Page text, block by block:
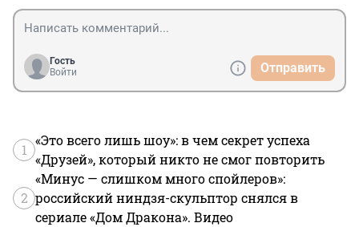
Гость
Войти
Отправить
1
«Это всего лишь шоу»: в чем секрет успеха
«Друзей», который никто не смог повторить
2
«Минус — слишком много спойлеров»:
российский ниндзя-скульптор снялся в
сериале «Дом Дракона». Видео